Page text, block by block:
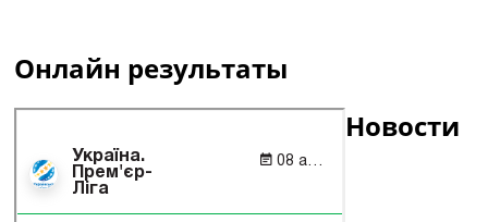
Онлайн результаты
Новости